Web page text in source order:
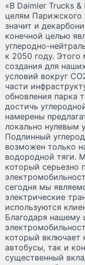
«В Daimler Trucks
целям Парижского
значит и
конечной целью
углеродно-
к 2050 году.
создания для
условий вокруг
части
обновления парка
достичь
намерены
локально нулевым
Подлинный
возможен только
водородной тяги.
который серьезно
сегодня мы
электрические
используются
Благодаря нашему
который включает
автобусы, так и
существенный